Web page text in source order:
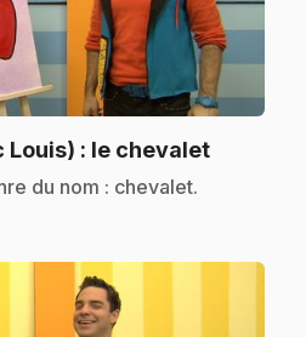
Louis) : le chevalet.
du nom : chevalet.